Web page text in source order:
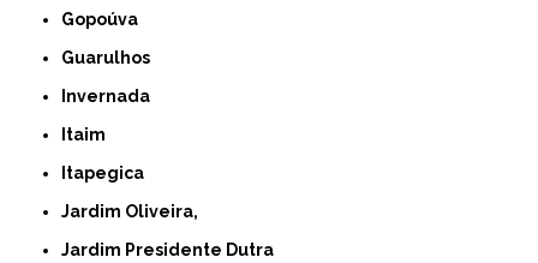
Gopoúva
Guarulhos
Invernada
Itaim
Itapegica
Jardim Oliveira,
Jardim Presidente Dutra